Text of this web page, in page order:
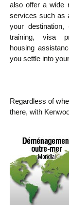
also offer a wide
services such as
your destination,
training, visa
housing
you settle into
Regardless of
there, with